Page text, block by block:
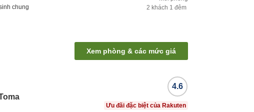
chung
2 khách 1 đêm
Xem phòng & các mức giá
4.6
Ưu đãi đặc biệt của Rakuten